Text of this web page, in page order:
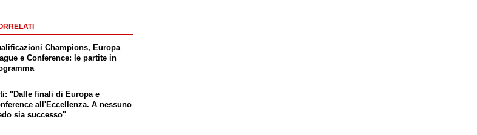
Champions, Europa
e Conference: le partite in
"Dalle finali di Europa e
all'Eccellenza. A nessuno
sia successo"